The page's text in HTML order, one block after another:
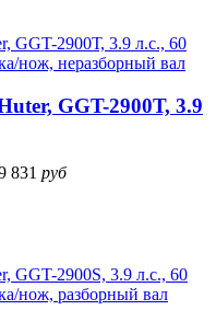
GGT-2900Т, 3.9
831 руб